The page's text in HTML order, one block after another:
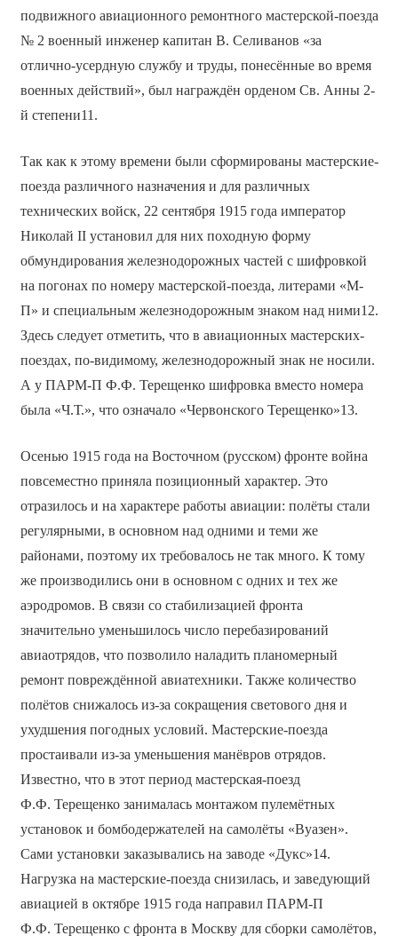
подвижного авиационного ремонтного мастерской-поезда
№ 2 военный инженер капитан В. Селиванов «за
отлично-усердную службу и труды, понесённые во время
военных действий», был награждён орденом Св. Анны 2-
й степени11.
Так как к этому времени были сформированы мастерские-
поезда различного назначения и для различных
технических войск, 22 сентября 1915 года император
Николай II установил для них походную форму
обмундирования железнодорожных частей с шифровкой
на погонах по номеру мастерской-поезда, литерами «М-
П» и специальным железнодорожным знаком над ними12.
Здесь следует отметить, что в авиационных мастерских-
поездах, по-видимому, железнодорожный знак не носили.
А у ПАРМ-П Ф.Ф. Терещенко шифровка вместо номера
была «Ч.Т.», что означало «Червонского Терещенко»13.
Осенью 1915 года на Восточном (русском) фронте война
повсеместно приняла позиционный характер. Это
отразилось и на характере работы авиации: полёты стали
регулярными, в основном над одними и теми же
районами, поэтому их требовалось не так много. К тому
же производились они в основном с одних и тех же
аэродромов. В связи со стабилизацией фронта
значительно уменьшилось число перебазирований
авиаотрядов, что позволило наладить планомерный
ремонт повреждённой авиатехники. Также количество
полётов снижалось из-за сокращения светового дня и
ухудшения погодных условий. Мастерские-поезда
простаивали из-за уменьшения манёвров отрядов.
Известно, что в этот период мастерская-поезд
Ф.Ф. Терещенко занималась монтажом пулемётных
установок и бомбодержателей на самолёты «Вуазен».
Сами установки заказывались на заводе «Дукс»14.
Нагрузка на мастерские-поезда снизилась, и заведующий
авиацией в октябре 1915 года направил ПАРМ-П
Ф.Ф. Терещенко с фронта в Москву для сборки самолётов,